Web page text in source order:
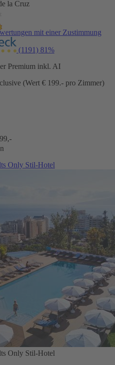
la Cruz
mit einer Zustimmung
(1191) 81%
Premium inkl. AI
(Wert € 199.- pro Zimmer)
Only Stil-Hotel
Only Stil-Hotel